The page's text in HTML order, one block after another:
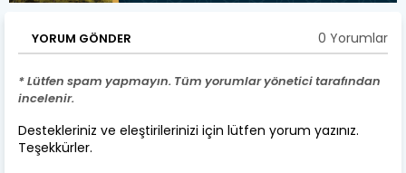
YORUM GÖNDER 0 Yorumlar
* Lütfen spam yapmayın. Tüm yorumlar yönetici tarafından
incelenir.
Destekleriniz ve eleştirilerinizi için lütfen yorum yazınız.
Teşekkürler.